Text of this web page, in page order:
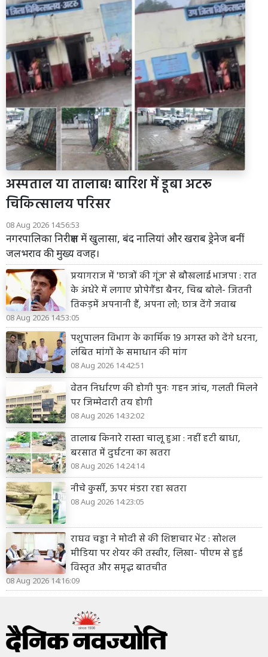
अस्पताल या तालाब! बारिश में डूबा अटरू
चिकित्सालय परिसर
08 Aug 2026 14:56:53
नगरपालिका निरीक्षण में खुलासा, बंद नालियां और खराब ड्रेनेज बनीं
जलभराव की मुख्य वजह।
प्रयागराज में 'छात्रों की गूंज' से बौखलाई भाजपा : रात
के अंधेरे में लगाए प्रोपेगैंडा बैनर, चिब बोले- जितनी
तिकड़में अपनानी हैं, अपना लो; छात्र देंगे जवाब
08 Aug 2026 14:53:05
पशुपालन विभाग के कार्मिक 19 अगस्त को देंगे धरना,
लंबित मांगों के समाधान की मांग
08 Aug 2026 14:42:51
वेतन निर्धारण की होगी पुनः गहन जांच, गलती मिलने
पर जिम्मेदारी तय होगी
08 Aug 2026 14:32:02
तालाब किनारे रास्ता चालू हुआ : नहीं हटी बाधा,
बरसात में दुर्घटना का खतरा
08 Aug 2026 14:24:14
नीचे कुर्सी, ऊपर मंडरा रहा खतरा
08 Aug 2026 14:23:05
राघव चड्ढा ने मोदी से की शिष्टाचार भेंट : सोशल
मीडिया पर शेयर की तस्वीर, लिखा- पीएम से हुई
विस्तृत और समृद्ध बातचीत
08 Aug 2026 14:16:09